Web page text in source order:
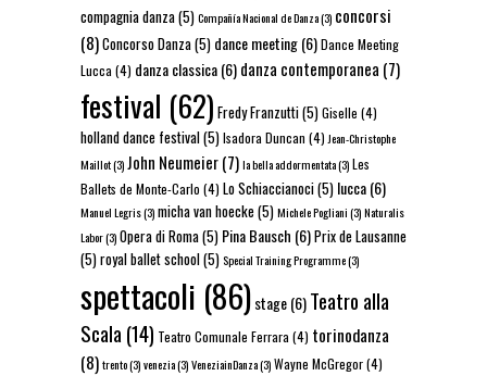
compagnia danza(5)Compañía Nacional de Danza(3) concorsi
(8)Concorso Danza(5) dance meeting(6)Dance Meeting
Lucca (4) danza classica(6)danza contemporanea (7)
festival (62) Fredy Franzutti(5)Giselle (4)
holland dance festival(5)Isadora Duncan (4) Jean-Christophe
Maillot(3)John Neumeier(7)la bella addormentata(3)Les
Ballets de Monte-Carlo (4) Lo Schiaccianoci(5) lucca(6)
Manuel Legris(3)micha van hoecke(5)Michele Pogliani(3)Naturalis
Labor(3)Opera di Roma(5) Pina Bausch (6)Prix de Lausanne
(5)royal ballet school(5)Special Training Programme(3)
spettacoli (86)stage(6)Teatro alla
Scala (14) Teatro Comunale Ferrara (4) torinodanza
(8)trento(3)venezia(3)VeneziainDanza(3)Wayne McGregor(4)